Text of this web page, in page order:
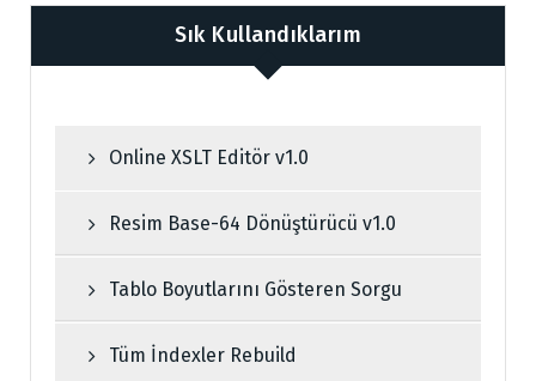
Sık Kullandıklarım
Online XSLT Editör v1.0
Resim Base-64 Dönüştürücü v1.0
Tablo Boyutlarını Gösteren Sorgu
Tüm İndexler Rebuild